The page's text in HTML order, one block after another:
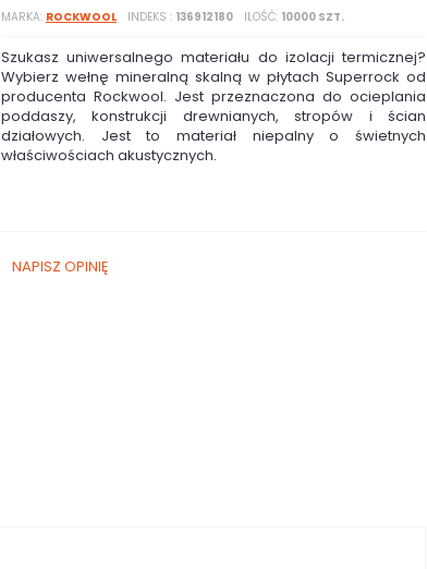
MARKA ROCKWOOL INDEKS 136912180 ILOŚĆ 10000 SZT.
Szukasz uniwersalnego materiału do izolacji termicznej?
Wybierz wełnę mineralną skalną w płytach Superrock od
producenta Rockwool. Jest przeznaczona do ocieplania
poddaszy, konstrukcji drewnianych, stropów i ścian
działowych. Jest to materiał niepalny o świetnych
właściwościach akustycznych.
NAPISZ OPINIĘ